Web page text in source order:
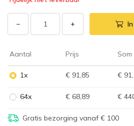
− +
Aantal Prijs Som
1x € 91,85 €
64x € 68,89 €
Gratis bezorging vanaf € 100